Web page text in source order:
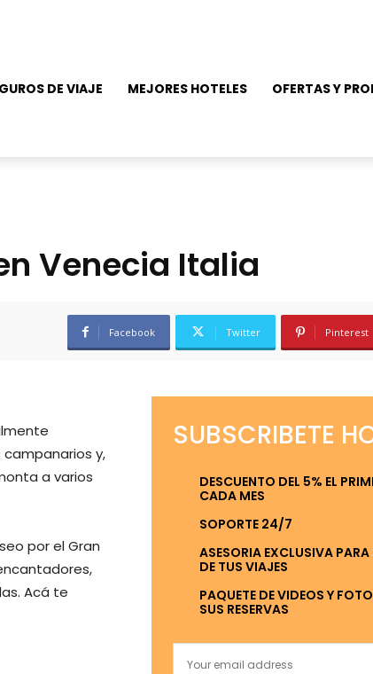
DE VIAJE MEJORES HOTELES OFERTAS Y
Venecia Italia
Facebook Twitter Pinterest
y,
a varios
por el Gran
Acá te
SUBSCRIBETE
DESCUENTO DEL 5% EL
CADA MES
SOPORTE 24/7
ASESORIA EXCLUSIVA
DE TUS VIAJES
PAQUETE DE VIDEOS Y
SUS RESERVAS